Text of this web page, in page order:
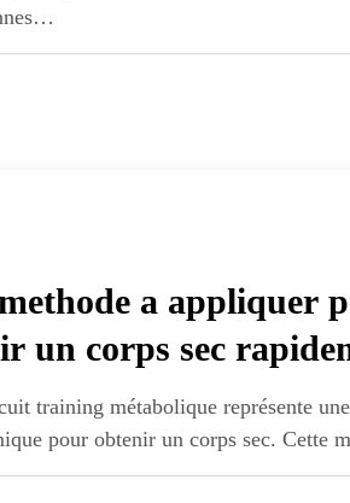
a appliquer
un corps sec
du circuit training
training métabolique représente
pour obtenir un corps sec. Cette